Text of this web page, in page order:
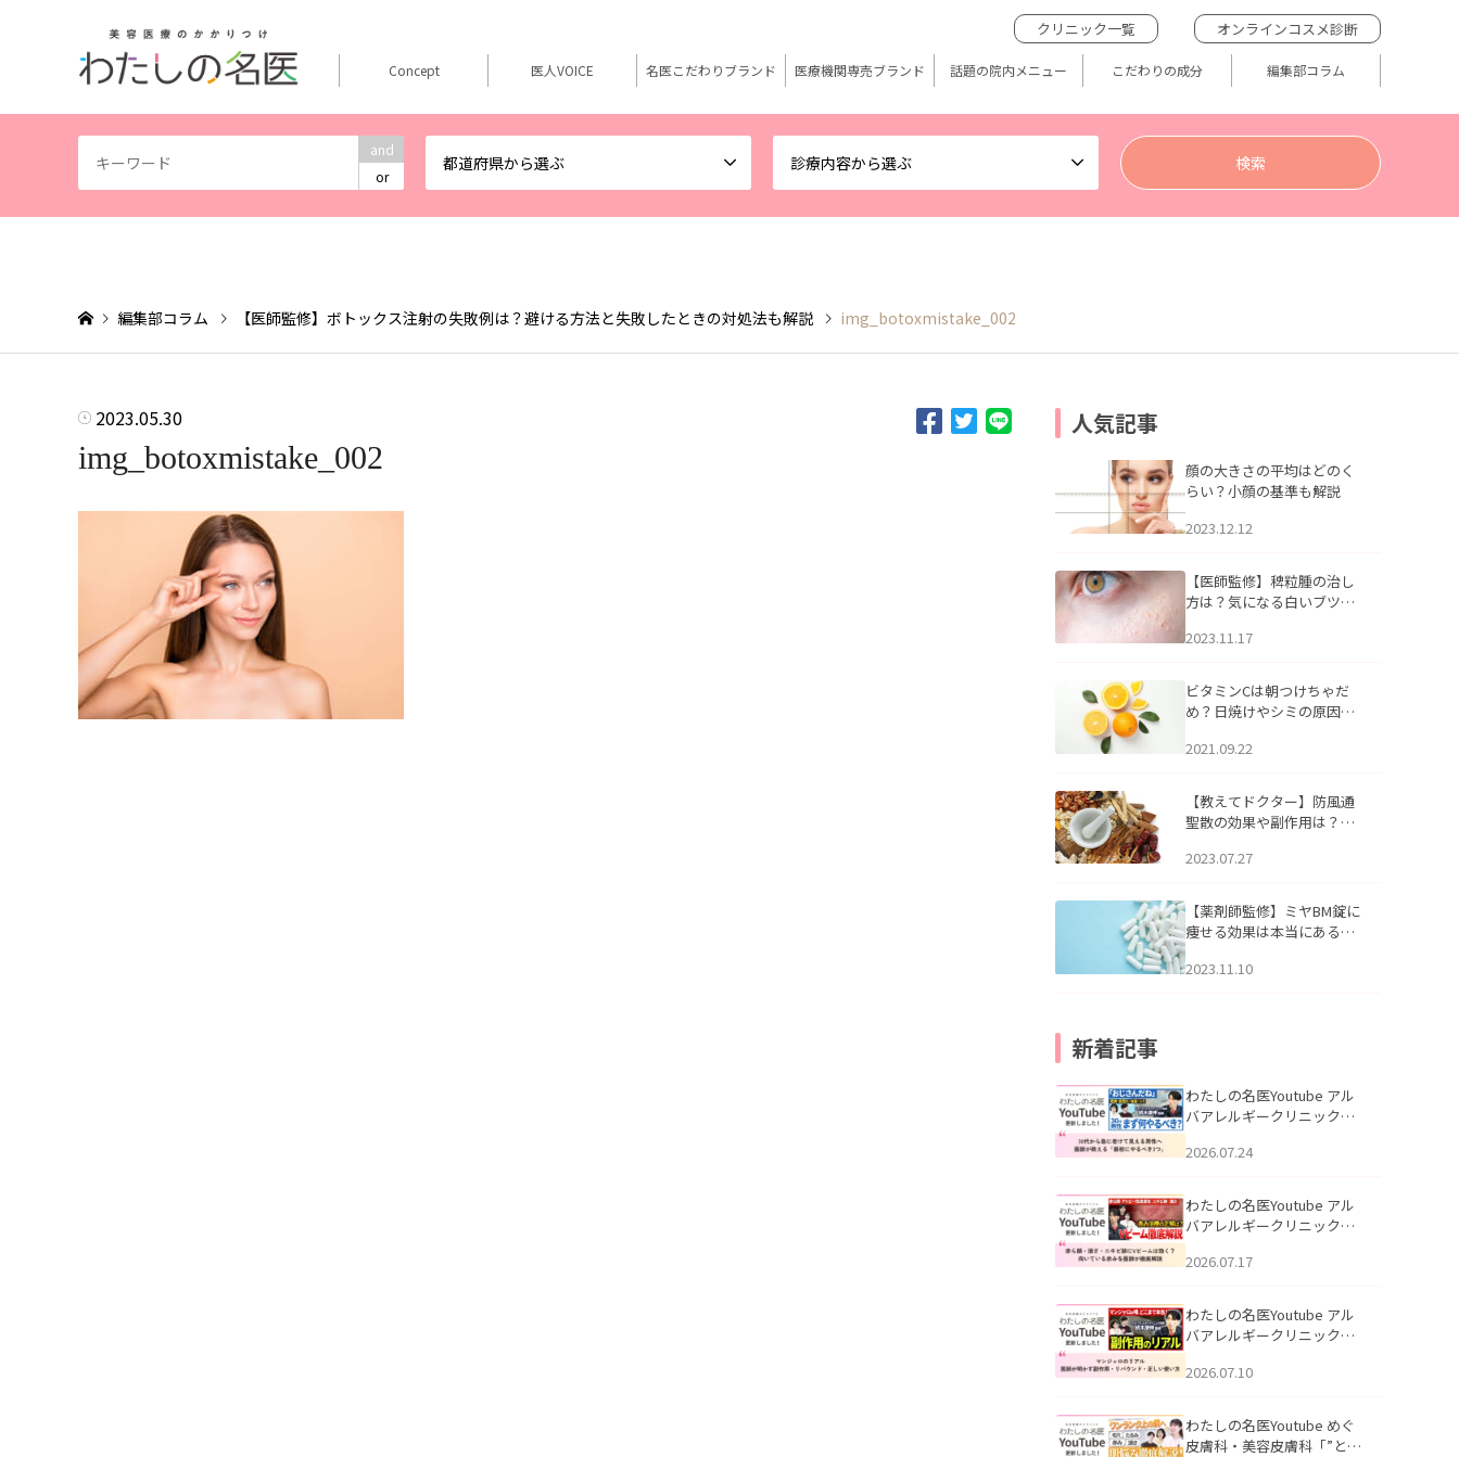
and
or
都道府県から選ぶ 診療内容から選ぶ
クリニック一覧 オンラインコスメ診断
Concept 医人VOICE 名医こだわりブランド 医療機関専売ブランド 話題の院内メニュー こだわりの成分 編集部コラム
編集部コラム 【医師監修】ボトックス注射の失敗例は？避ける方法と失敗したときの対処法も解説 img_botoxmistake_002
2023.05.30
img_botoxmistake_002
人気記事
顔の大きさの平均はどのく
らい？小顔の基準も解説
2023.12.12
【医師監修】稗粒腫の治し
方は？気になる白いブツブ
アについて
2023.11.17
ビタミンCは朝つけちゃだ
め？日焼けやシミの原因に
2021.09.22
【教えてドクター】防風通
聖散の効果や副作用は？長
2023.07.27
【薬剤師監修】ミヤBM錠に
痩せる効果は本当にある
2023.11.10
新着記事
わたしの名医Youtube アル
バアレルギークリニック札
える男性へ｜医師が教える
公開いたしました。
2026.07.24
わたしの名医Youtube アル
バアレルギークリニック札
跡にVビームは効く？向いて
説」を公開いたしました。
2026.07.17
わたしの名医Youtube アル
バアレルギークリニック札
医師が明かす副作用・リバ
公開いたしました。
2026.07.10
わたしの名医Youtube めぐ
皮膚科・美容皮膚科「”とお